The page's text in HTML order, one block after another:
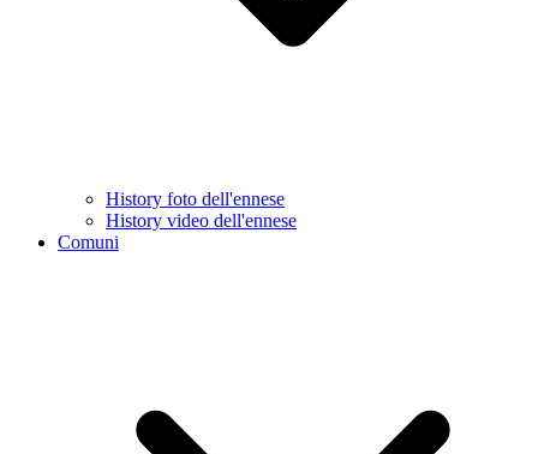
History foto dell'ennese
History video dell'ennese
Comuni